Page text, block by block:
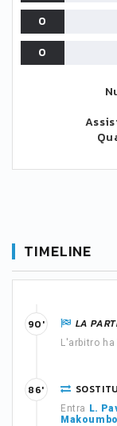
0
0
TIMELINE
LA
L'arbitro
90'
Entra L.
86'